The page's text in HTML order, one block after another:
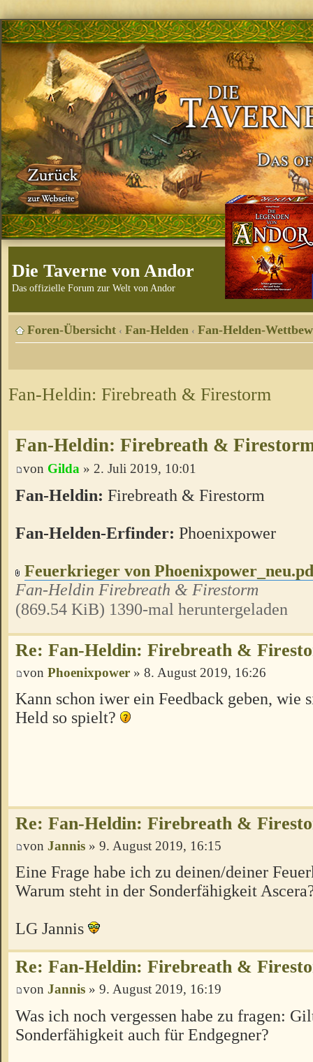
Die Taverne von Andor
Das offizielle Forum zur Welt von Andor
Foren-Übersicht ‹ Fan-Helden ‹ Fan-Helden-
Fan-Heldin: Firebreath & Firestorm
Fan-Heldin: Firebreath &
von Gilda » 2. Juli 2019, 10:01
Fan-Heldin: Firebreath & Firestorm
Fan-Helden-Erfinder: Phoenixpower
Feuerkrieger von
Fan-Heldin Firebreath & Firestorm
(869.54 KiB) 1390-mal heruntergeladen
Re: Fan-Heldin: Firebreath &
von Phoenixpower » 8. August 2019, 16:26
Kann schon iwer ein Feedback geben, wie
Held so spielt?
Re: Fan-Heldin: Firebreath &
von Jannis » 9. August 2019, 16:15
Eine Frage habe ich zu deinen/deiner
Warum steht in der Sonderfähigkeit
LG Jannis
Re: Fan-Heldin: Firebreath &
von Jannis » 9. August 2019, 16:19
Was ich noch vergessen habe zu fragen:
Sonderfähigkeit auch für Endgegner?